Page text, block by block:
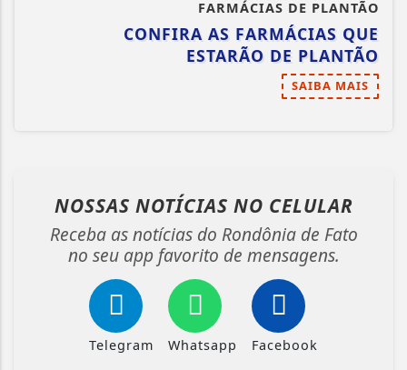
FARMÁCIAS DE PLANTÃO
CONFIRA AS FARMÁCIAS QUE
ESTARÃO DE PLANTÃO
SAIBA MAIS
NOSSAS NOTÍCIAS NO CELULAR
Receba as notícias do Rondônia de Fato
no seu app favorito de mensagens.
Telegram Whatsapp Facebook